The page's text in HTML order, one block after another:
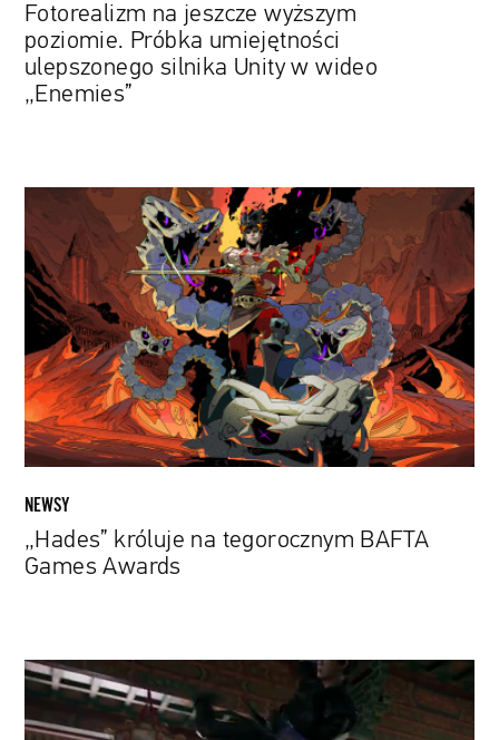
Fotorealizm na jeszcze wyższym
poziomie. Próbka umiejętności
ulepszonego silnika Unity w wideo
„Enemies”
na
tegorocznym
BAFTA
Games
Awards
NEWSY
„Hades” króluje na tegorocznym BAFTA
Games Awards
Pierwszy
azjatycki
superbohater